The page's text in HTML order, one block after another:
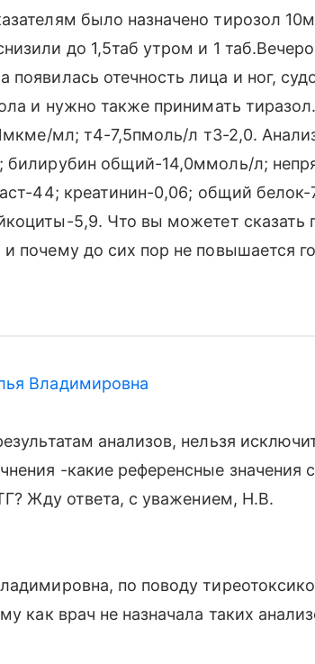
было назначено тирозол
до 1,5таб утром и 1
появилась отечность лица и ног,
и нужно также принимать
мл; т4-7,5пмоль/л т3-2,0.
билирубин общий-14,0ммоль/л;
44; креатинин-0,06; общий белок-
5,9. Что вы можетет сказать
почему до сих пор не повышается
Владимировна
анализов, нельзя
-какие референсные значения
Жду ответа, с уважением, Н.В.
по поводу
как врач не назначала таких